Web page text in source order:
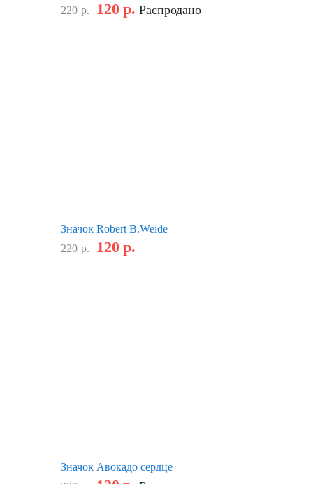
220 р. 120 р. Распродано
Значок Robert B.Weide
220 р. 120 р.
Значок Авокадо сердце